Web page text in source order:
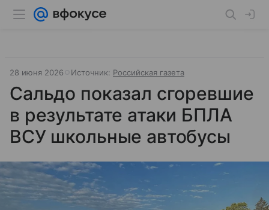
28 июня 2026 Источник: Российская газета
Сальдо показал сгоревшие
в результате атаки БПЛА
ВСУ школьные автобусы